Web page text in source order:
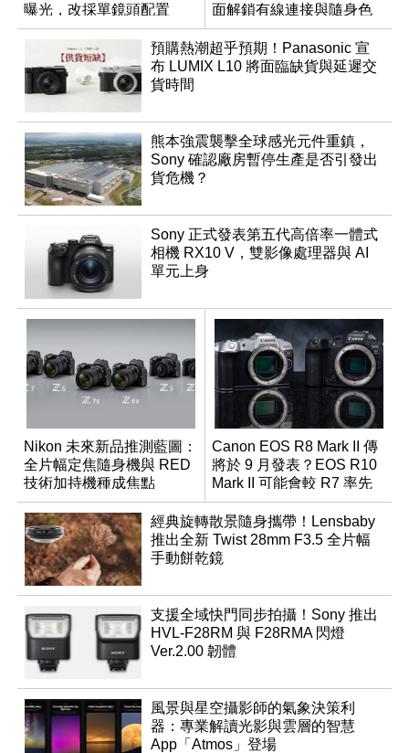
曝光，改採單鏡頭配置
面解鎖有線連接與隨身色
調編輯
預購熱潮超乎預期！Panasonic 宣
布 LUMIX L10 將面臨缺貨與延遲交
貨時間
熊本強震襲擊全球感光元件重鎮，
Sony 確認廠房暫停生產是否引發出
貨危機？
Sony 正式發表第五代高倍率一體式
相機 RX10 V，雙影像處理器與 AI
單元上身
Nikon 未來新品推測藍圖：
全片幅定焦隨身機與 RED
技術加持機種成焦點
Canon EOS R8 Mark II 傳
將於 9 月發表？EOS R10
Mark II 可能會較 R7 率先
推出
經典旋轉散景隨身攜帶！Lensbaby
推出全新 Twist 28mm F3.5 全片幅
手動餅乾鏡
支援全域快門同步拍攝！Sony 推出
HVL-F28RM 與 F28RMA 閃燈
Ver.2.00 韌體
風景與星空攝影師的氣象決策利
器：專業解讀光影與雲層的智慧
App「Atmos」登場